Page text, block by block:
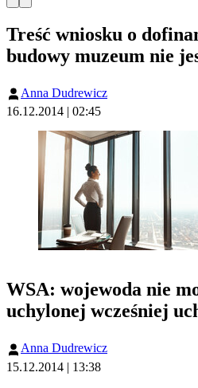
Treść wniosku o
budowy muzeum nie
Anna Dudrewicz
16.12.2014 | 02:45
WSA: wojewoda nie
uchylonej wcześniej
Anna Dudrewicz
15.12.2014 | 13:38